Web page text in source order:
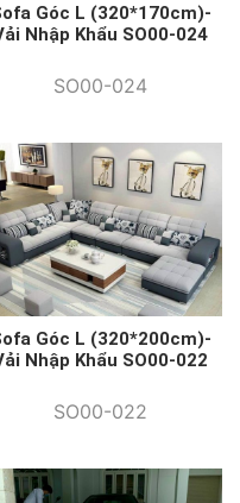
Góc L (320*170cm)-
Nhập Khẩu SO00-024
SO00-024
Góc L (320*200cm)-
Nhập Khẩu SO00-022
SO00-022